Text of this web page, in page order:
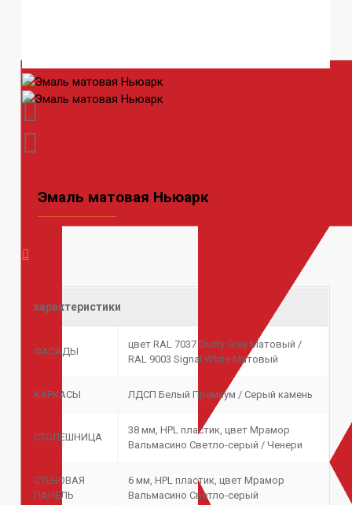
Эмаль матовая Ньюарк
характеристики
ФАСАДЫ
цвет RAL 7037 Dusty Grey Матовый /
RAL 9003 Signal White Матовый
КАРКАСЫ ЛДСП Белый Премиум / Серый камень
СТОЛЕШНИЦА
38 мм, HPL пластик, цвет Мрамор
Вальмасино Светло-серый / Ченери
СТЕНОВАЯ
ПАНЕЛЬ
6 мм, HPL пластик, цвет Мрамор
Вальмасино Светло-серый